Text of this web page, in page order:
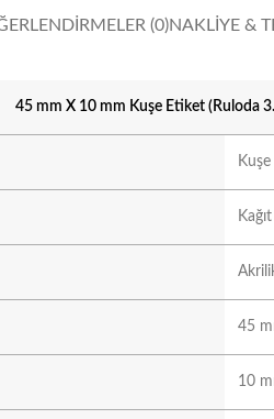
(0)NAKLIYE &
45 mm X 10 mm Kuşe Etiket (Ruloda
Kuşe
45
10